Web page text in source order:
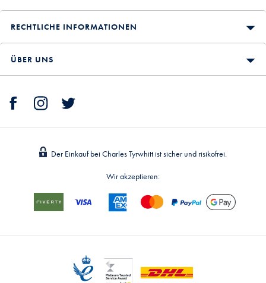
RECHTLICHE INFORMATIONEN
ÜBER UNS
Der Einkauf bei Charles Tyrwhitt ist sicher und risikofrei.
Wir akzeptieren: